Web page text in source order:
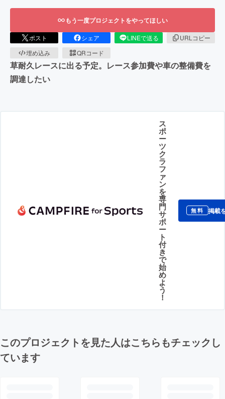
もう一度プロジェクトをやってほしい
ポスト シェア LINEで送る
URLコピー
埋め込み
QRコード
草耐久レースに出る予定。レース参加費や車の整備費を
調達したい
ス
ポ
ー
ツ
ク
ラ
フ
ァ
ン
を
専
門
サ
ポ
ー
ト
付
き
で
始
め
よ
う
！
無料 掲載
このプロジェクトを見た人はこちらもチェックし
ています